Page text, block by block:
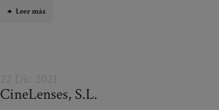
Leer más
CineLenses, S.L.